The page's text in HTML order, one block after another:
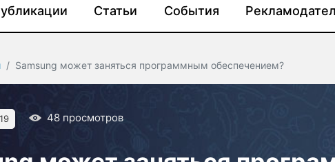
Статьи События
Samsung может заняться программным обеспечением?
48 просмотров